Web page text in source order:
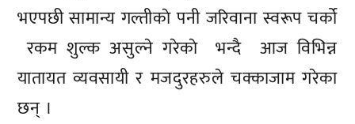
भएपछी सामान्य गल्तीकाे पनी जरिवाना स्वरूप चर्को
रकम शुल्क असुल्ने गरेकाे भन्दै आज विभिन्न
यातायत व्यवसायी र मजदुरहरुले चक्काजाम गरेका
छन् ।